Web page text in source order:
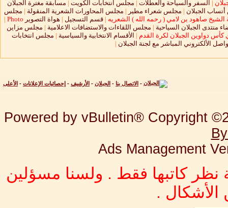
| السفر والسياحة والعطلات | مجلس انتخابات الكويت | مسابقة مغترة الجبلان
الجبلان | مجلس شعراء مطير | مجلس المحاورات الشعرية المنقولة | مجلس
الشيخ صاهود بن لامي ( رحمه الله ) الشعريه | قسم التسجيل | هواة التصوير Photo
|
منتدى الجبلان السياحية | مجلس اللقاءات والاستضافات الاعلامية | مجلس مزاين
كأس دواوين الجبلان لكرة القدم | الأقسام الانتخابية والسياسية | مجلس انتخابات
الألكتروني المباشر مع لجنة الجبلان |
- الاتصال بنا - الجبلان - الأرشيف - إحصائيات الإعلانات - الأعلى
Powered by vBulletin® Copyright
Ads Management
نظر كاتبها فقط . ولسنا مسؤلين
.